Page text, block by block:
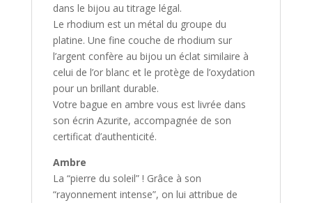
dans le bijou au titrage légal.
Le rhodium est un métal du groupe du
platine. Une fine couche de rhodium sur
l’argent confère au bijou un éclat similaire à
celui de l’or blanc et le protège de l’oxydation
pour un brillant durable.
Votre bague en ambre vous est livrée dans
son écrin Azurite, accompagnée de son
certificat d’authenticité.
Ambre
La “pierre du soleil” ! Grâce à son
“rayonnement intense”, on lui attribue de